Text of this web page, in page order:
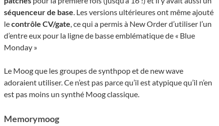
séquenceur de base. Les versions ultérieures ont même ajouté
lecontrôle CV/gate, ce qui a permis à New Order d’utiliser l’un
d’entre eux pour la ligne de basse emblématique de « Blue
Monday »
Le Moog que les groupes de synthpop et de new wave
adoraient utiliser. Ce n’est pas parce qu’il est atypique qu’il n’en
est pas moins un synthé Moog classique.
Memorymoog